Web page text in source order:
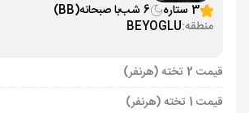
3 ستاره
6 شب با صبحانه(BB)
منطقه:BEYOGLU
قیمت 2 تخته (هرنفر)
قیمت 1 تخته (هرنفر)